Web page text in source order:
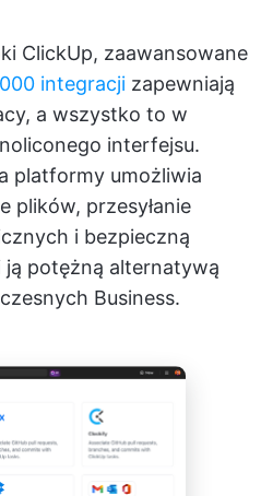
ClickUp, zaawansowane
integracji zapewniają
a wszystko to w
interfejsu.
platformy umożliwia
plików, przesyłanie
i bezpieczną
ją potężną alternatywą
Business.